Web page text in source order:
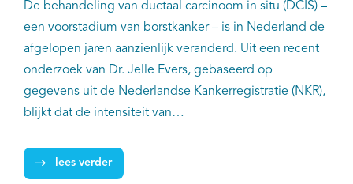
De behandeling van ductaal carcinoom in situ (DCIS) –
een voorstadium van borstkanker – is in Nederland de
afgelopen jaren aanzienlijk veranderd. Uit een recent
onderzoek van Dr. Jelle Evers, gebaseerd op
gegevens uit de Nederlandse Kankerregistratie (NKR),
blijkt dat de intensiteit van
wordt afgebouwd. Dit is vooral zichtbaar bij patiënten
met een laag risico op het ontwikkelen van invasieve
lees verder